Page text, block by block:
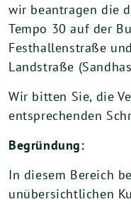
wir beantragen die
Tempo 30 auf der
Festhallenstraße
Landstraße
Wir bitten Sie, die
entsprechenden
Begründung:
In diesem Bereich
unübersichtlichen